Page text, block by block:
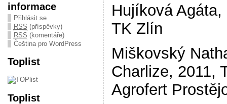
informace
Přihlásit se
RSS (příspěvky)
RSS (komentáře)
Čeština pro WordPress
Toplist
Toplist
Hujíková Agáta,
TK Zlín
Miškovský
Charlize, 2011,
Agrofert